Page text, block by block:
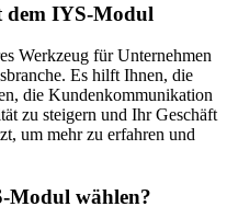
dem IYS-Modul
Werkzeug für Unternehmen
Es hilft Ihnen, die
die Kundenkommunikation
zu steigern und Ihr Geschäft
um mehr zu erfahren und
Modul wählen?